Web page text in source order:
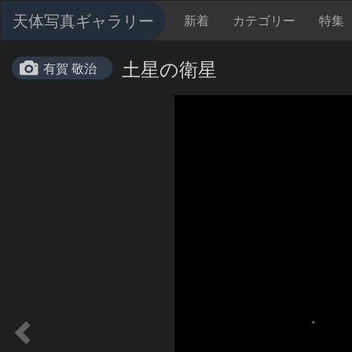
天体写真ギャラリー 新着 カテゴリー 特集
有賀 敬治 土星の衛星